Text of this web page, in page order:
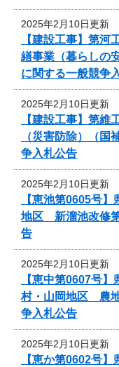
2025年2月10日更新
【建設工事】第
繕事業（暮らしの
に関する一般競争
2025年2月10日更新
【建設工事】第
（災害防除）（国
争入札公告
2025年2月10日更新
【恵池第0605号
地区 新溜池改修
告
2025年2月10日更新
【恵中第0607号
村・山岡地区 農
争入札公告
2025年2月10日更新
【恵か第0602号